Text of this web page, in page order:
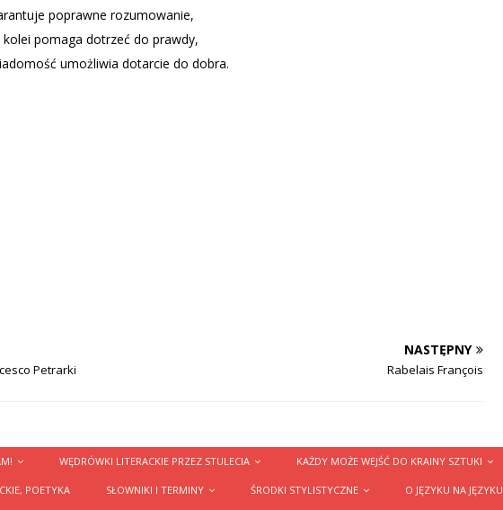
poprawne rozumowanie,
pomaga dotrzeć do prawdy,
umożliwia dotarcie do dobra.
Petrarki
NASTĘPNY
Rabelais François
WĘDRÓWKI LITERACKIE PRZEZ STULECIA KAŻDY MOŻE WEJŚĆ DO KRAINY SZTUKI
POETYKA SŁOWNIKI I TERMINY ŚRODKI STYLISTYCZNE O JĘZYKU NA JĘZYKU